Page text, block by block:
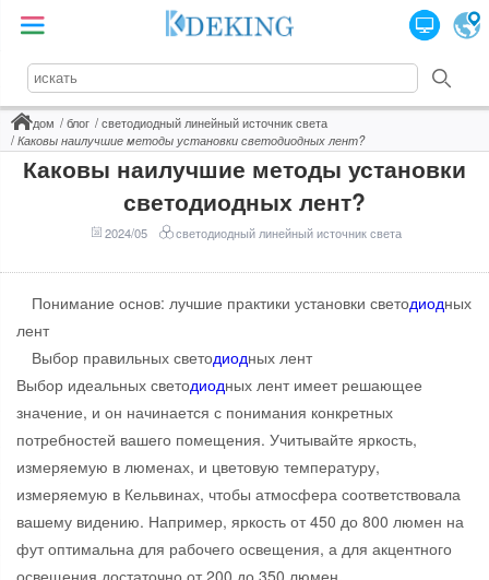
дом блог
светодиодный линейный источник света
Каковы наилучшие методы установки светодиодных лент?
Каковы наилучшие методы установки
светодиодных лент?
2024/05 светодиодный линейный источник света
Понимание основ: лучшие практики установки светодиодных
лент
Выбор правильных светодиодных лент
Выбор идеальных светодиодных лент имеет решающее
значение, и он начинается с понимания конкретных
потребностей вашего помещения. Учитывайте яркость,
измеряемую в люменах, и цветовую температуру,
измеряемую в Кельвинах, чтобы атмосфера соответствовала
вашему видению. Например, яркость от 450 до 800 люмен на
фут оптимальна для рабочего освещения, а для акцентного
освещения достаточно от 200 до 350 люмен.